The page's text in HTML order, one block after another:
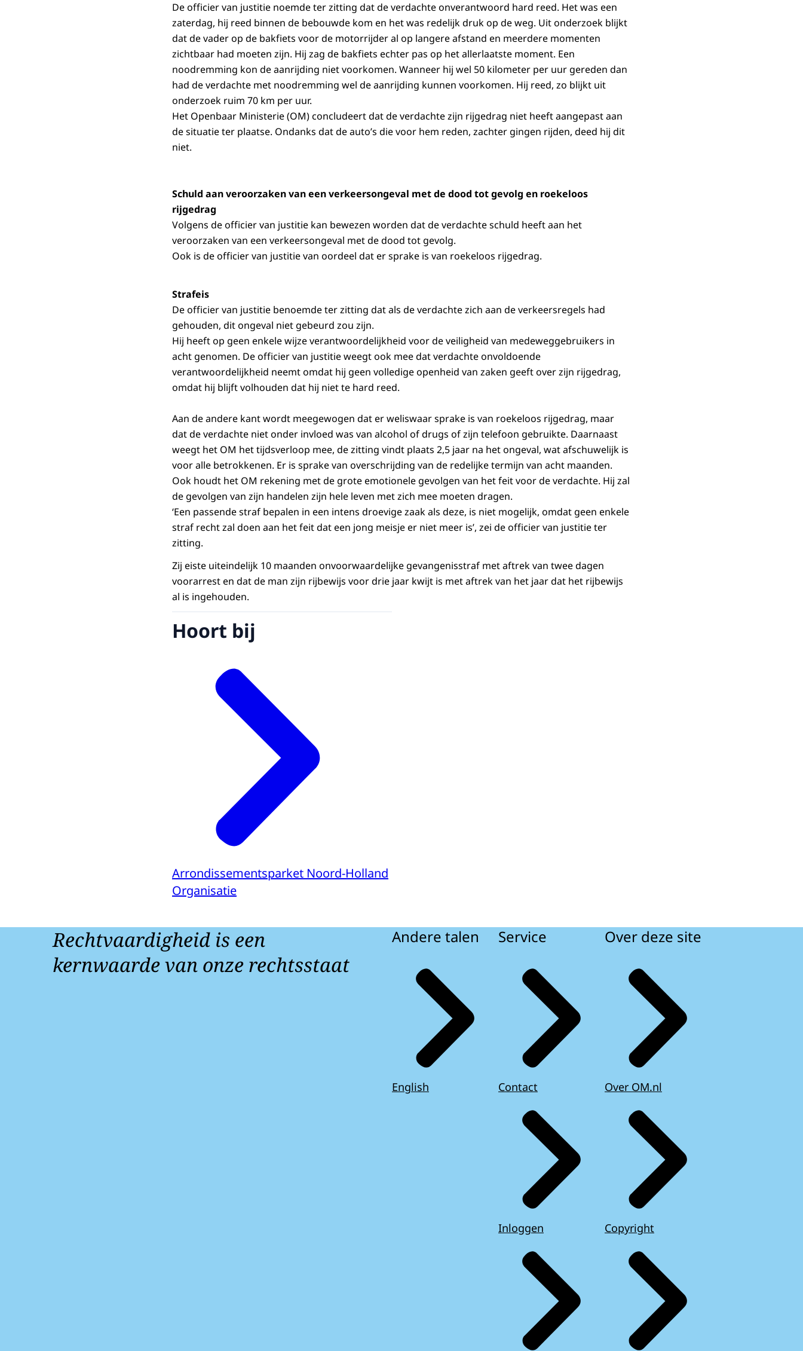
De officier van justitie noemde ter zitting dat de verdachte onverantwoord hard reed. Het was een
zaterdag, hij reed binnen de bebouwde kom en het was redelijk druk op de weg. Uit onderzoek blijkt
dat de vader op de bakfiets voor de motorrijder al op langere afstand en meerdere momenten
zichtbaar had moeten zijn. Hij zag de bakfiets echter pas op het allerlaatste moment. Een
noodremming kon de aanrijding niet voorkomen. Wanneer hij wel 50 kilometer per uur gereden dan
had de verdachte met noodremming wel de aanrijding kunnen voorkomen. Hij reed, zo blijkt uit
onderzoek ruim 70 km per uur.
Het Openbaar Ministerie (OM) concludeert dat de verdachte zijn rijgedrag niet heeft aangepast aan
de situatie ter plaatse. Ondanks dat de auto’s die voor hem reden, zachter gingen rijden, deed hij dit
niet.
Schuld aan veroorzaken van een verkeersongeval met de dood tot gevolg en roekeloos
rijgedrag
Volgens de officier van justitie kan bewezen worden dat de verdachte schuld heeft aan het
veroorzaken van een verkeersongeval met de dood tot gevolg.
Ook is de officier van justitie van oordeel dat er sprake is van roekeloos rijgedrag.
Strafeis
De officier van justitie benoemde ter zitting dat als de verdachte zich aan de verkeersregels had
gehouden, dit ongeval niet gebeurd zou zijn.
Hij heeft op geen enkele wijze verantwoordelijkheid voor de veiligheid van medeweggebruikers in
acht genomen. De officier van justitie weegt ook mee dat verdachte onvoldoende
verantwoordelijkheid neemt omdat hij geen volledige openheid van zaken geeft over zijn rijgedrag,
omdat hij blijft volhouden dat hij niet te hard reed.
Aan de andere kant wordt meegewogen dat er weliswaar sprake is van roekeloos rijgedrag, maar
dat de verdachte niet onder invloed was van alcohol of drugs of zijn telefoon gebruikte. Daarnaast
weegt het OM het tijdsverloop mee, de zitting vindt plaats 2,5 jaar na het ongeval, wat afschuwelijk is
voor alle betrokkenen. Er is sprake van overschrijding van de redelijke termijn van acht maanden.
Ook houdt het OM rekening met de grote emotionele gevolgen van het feit voor de verdachte. Hij zal
de gevolgen van zijn handelen zijn hele leven met zich mee moeten dragen.
‘Een passende straf bepalen in een intens droevige zaak als deze, is niet mogelijk, omdat geen enkele
straf recht zal doen aan het feit dat een jong meisje er niet meer is’, zei de officier van justitie ter
zitting.
Zij eiste uiteindelijk 10 maanden onvoorwaardelijke gevangenisstraf met aftrek van twee dagen
voorarrest en dat de man zijn rijbewijs voor drie jaar kwijt is met aftrek van het jaar dat het rijbewijs
al is ingehouden.
Hoort bij
Arrondissementsparket Noord-Holland
Organisatie
Rechtvaardigheid is een
kernwaarde van onze rechtsstaat
Andere talen
English
Service
Contact
Inloggen
Over deze site
Over OM.nl
Copyright